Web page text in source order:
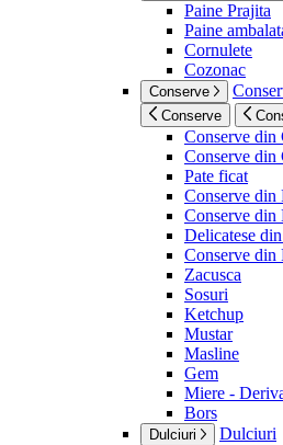
Paine Prajita
Paine
Cornulete
Cozonac
Conserve
Conserve
Conserve din
Conserve din
Pate ficat
Conserve din
Conserve din
Delicatese
Conserve din
Zacusca
Sosuri
Ketchup
Mustar
Masline
Gem
Miere -
Bors
Dulciuri Dulciuri